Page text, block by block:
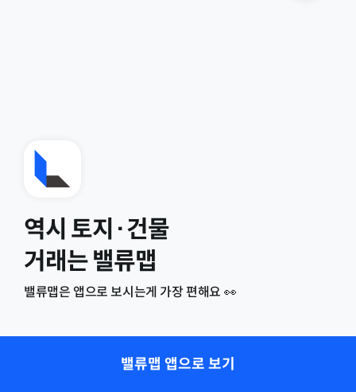
역시 토지·건물
거래는 밸류맵
밸류맵은 앱으로 보시는게 가장 편해요 👀
밸류맵 앱으로 보기